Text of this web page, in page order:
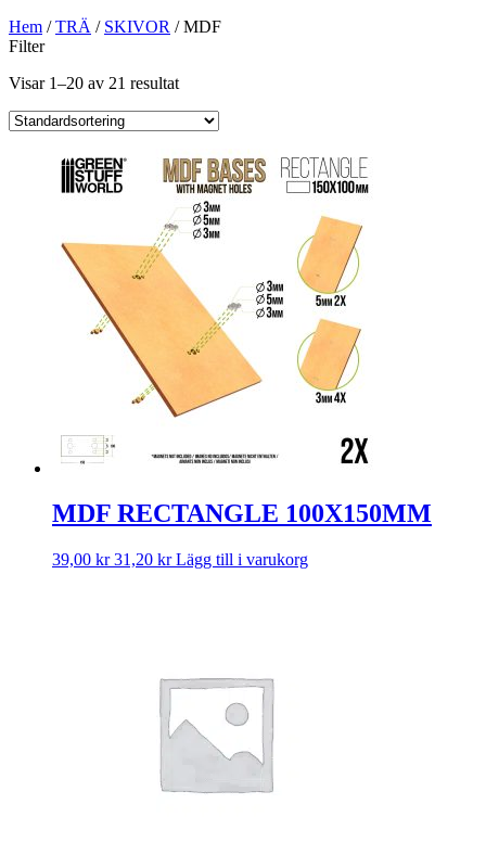
Hem /TRÄ / SKIVOR / MDF
Filter
Visar 1–20 av 21 resultat
MDF RECTANGLE 100X150MM
39,00 kr 31,20 kr Lägg till i varukorg